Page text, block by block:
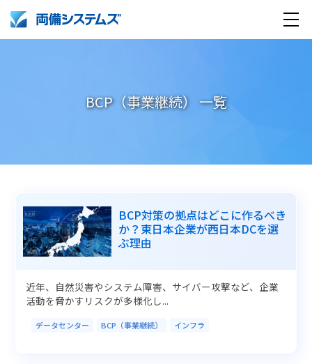
導入事例
企業情報
採用情報
BCP（事業継続） 一覧
BCP対策の拠点はどこに作るべき
か？東日本企業が西日本DCを選
ぶ理由
近年、自然災害やシステム障害、サイバー攻撃など、企業
活動を脅かすリスクが多様化し...
データセンター BCP（事業継続） インフラ